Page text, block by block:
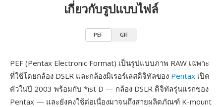
เกี่ยวกับรูปแบบไฟล์
PEF GIF
PEF (Pentax Electronic Format) เป็นรูปแบบภาพ RAW เฉพาะ
ที่ใช้โดยกล้อง DSLR และกล้องมิเรอร์เลสดิจิทัลของ Pentax เปิด
ตัวในปี 2003 พร้อมกับ *ist D — กล้อง DSLR ดิจิทัลรุ่นแรกของ
Pentax — และยังคงใช้ต่อเนื่องมาจนถึงสายผลิตภัณฑ์ K-mount